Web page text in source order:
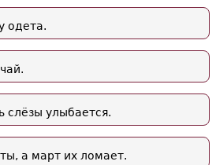
одета.
слёзы улыбается.
а март их ломает.